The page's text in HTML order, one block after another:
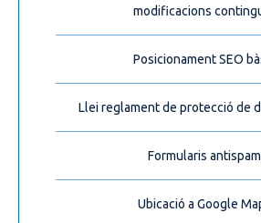
modificacions
Posicionament SEO
Llei reglament de protecció de
Formularis antispam
Ubicació a Google